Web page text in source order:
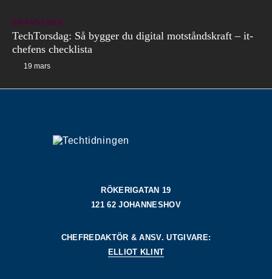
BRANSCHEN
TechTorsdag: Så bygger du digital motståndskraft – it-
chefens checklista
19 mars
RÖKERIGATAN 19
121 62 JOHANNESHOV
CHEFREDAKTÖR & ANSV. UTGIVARE:
ELLIOT KLINT